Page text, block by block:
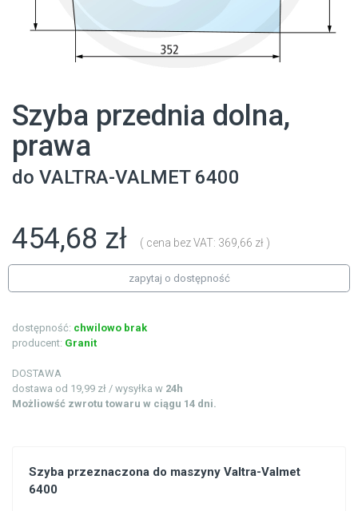
Szyba przednia dolna,
prawa
do VALTRA-VALMET6400
454,68 zł ( cena bez VAT: 369,66 zł )
zapytaj o dostępność
dostępność: chwilowo brak
producent: Granit
DOSTAWA
dostawa od 19,99 zł / wysyłka w 24h
Możliowść zwrotu towaru w ciągu 14 dni.
Szyba przeznaczona do maszyny Valtra-Valmet
6400